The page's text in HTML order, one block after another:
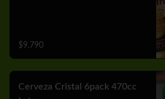
$9.790
Cerveza Cristal 6pack 470cc